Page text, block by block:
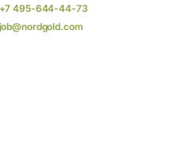
+7 495-644-44-73
job@nordgold.com